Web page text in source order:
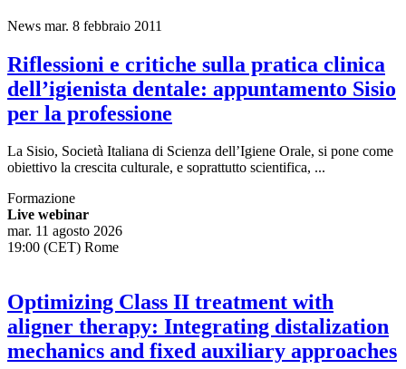
News mar. 8 febbraio 2011
Riflessioni e critiche sulla pratica clinica
dell’igienista dentale: appuntamento Sisio
per la professione
La Sisio, Società Italiana di Scienza dell’Igiene Orale, si pone come
obiettivo la crescita culturale, e soprattutto scientifica, ...
Formazione
Live webinar
mar. 11 agosto 2026
19:00 (CET) Rome
Optimizing Class II treatment with
aligner therapy: Integrating distalization
mechanics and fixed auxiliary approaches